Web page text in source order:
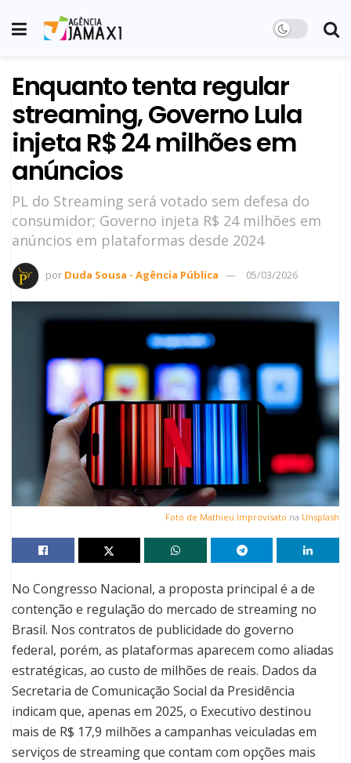
Enquanto tenta regular
streaming, Governo Lula
injeta R$ 24 milhões em
anúncios
PL do Streaming será votado sem defesa do
consumidor; Governo injeta R$ 24 milhões em
anúncios em plataformas desde 2024
por Duda Sousa - Agência Pública 05/03/2026
Foto de Mathieu Improvisato na Unsplash
No Congresso Nacional, a proposta principal é a de
contenção e regulação do mercado de streaming no
Brasil. Nos contratos de publicidade do governo
federal, porém, as plataformas aparecem como aliadas
estratégicas, ao custo de milhões de reais. Dados da
Secretaria de Comunicação Social da Presidência
indicam que, apenas em 2025, o Executivo destinou
mais de R$ 17,9 milhões a campanhas veiculadas em
serviços de streaming que contam com opções mais